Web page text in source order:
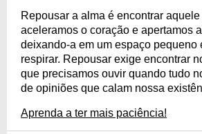
Repousar a alma é encontrar
aceleramos o coração e apertamos
deixando-a em um espaço pequeno
respirar. Repousar exige encontrar
que precisamos ouvir quando tudo
de opiniões que calam nossa
Aprenda a ter mais paciência!